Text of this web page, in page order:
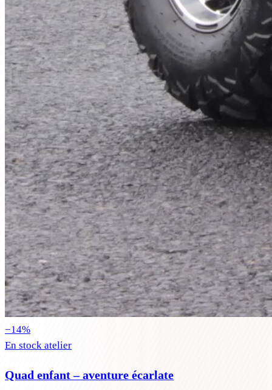
−14%
En stock atelier
Quad enfant – aventure écarlate